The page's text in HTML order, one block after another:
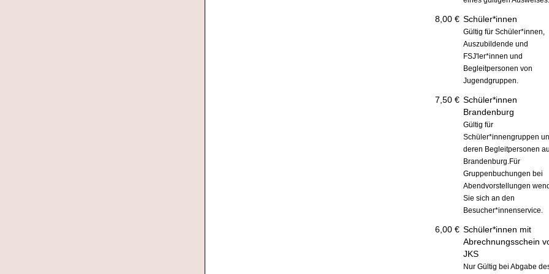
8,00 € Schüler*innen
Gültig für Schüler*innen,
Auszubildende und
FSJ'ler*innen und
Begleitpersonen von
Jugendgruppen.
7,50 € Schüler*innen
Brandenburg
Gültig für
Schüler*innengruppen
deren Begleitpersonen
Brandenburg.Für
Gruppenbuchungen bei
Abendvorstellungen
Sie sich an den
Besucher*innenservice.
6,00 € Schüler*innen mit
Abrechnungsschein
JKS
Nur Gültig bei Abgabe